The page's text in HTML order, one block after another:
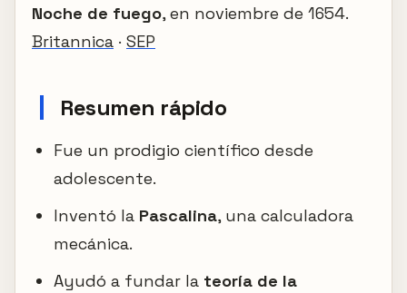
Noche de fuego, en noviembre de 1654.
Britannica · SEP
Resumen rápido
Fue un prodigio científico desde
adolescente.
Inventó la Pascalina, una calculadora
mecánica.
Ayudó a fundar la teoría de la